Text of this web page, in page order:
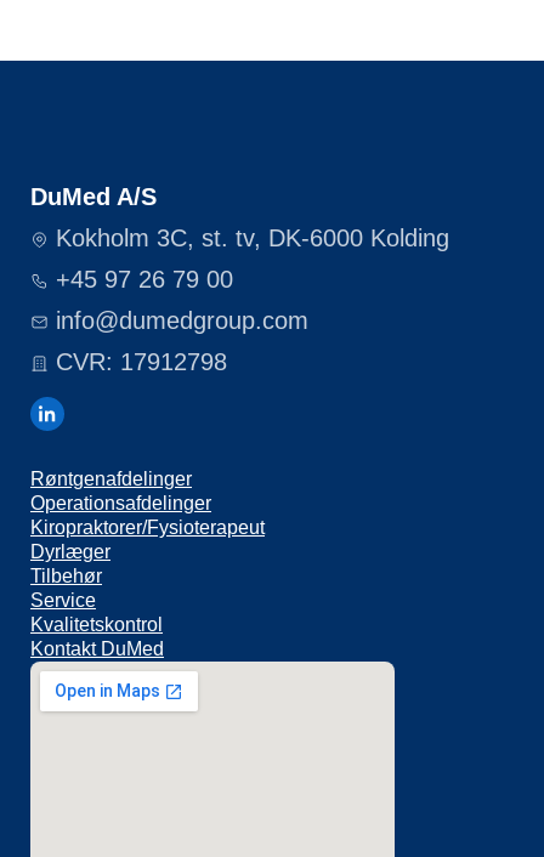
DuMed A/S
Kokholm 3C, st. tv, DK-6000 Kolding
+45 97 26 79 00
info@dumedgroup.com
CVR: 17912798
Røntgenafdelinger
Operationsafdelinger
Kiropraktorer/Fysioterapeut
Dyrlæger
Tilbehør
Service
Kvalitetskontrol
Kontakt DuMed